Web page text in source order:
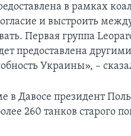
в рамках
и выстроить
Первая группа
предоставлена
Украины», –
Давосе президент
260 танков старого